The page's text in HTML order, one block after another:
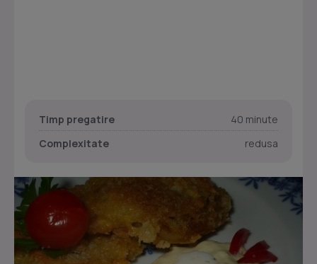
Timp pregatire
40 minute
Complexitate
redusa